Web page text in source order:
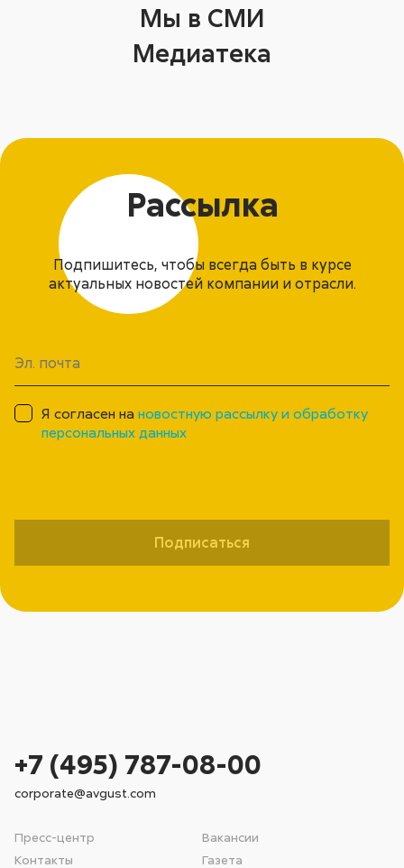
Мы в СМИ
Медиатека
Рассылка
Подпишитесь, чтобы всегда быть в курсе
актуальных новостей компании и отрасли.
Я согласен нановостную рассылку и обработку
персональных данных
Подписаться
Пресс-центр
Вакансии
Контакты
Газета
+7 (495) 787-08-00
corporate@avgust.com